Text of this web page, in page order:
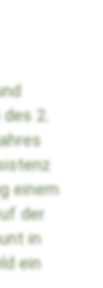
2.
einem
der
in
ein